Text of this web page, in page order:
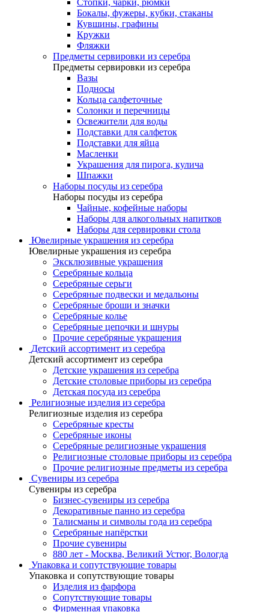
Стопки, чарки, рюмки
Бокалы, фужеры, кубки, стаканы
Кувшины, графины
Кружки
Фляжки
Предметы сервировки из серебра
Предметы сервировки из серебра
Вазы
Подносы
Кольца салфеточные
Солонки и перечницы
Освежители для воды
Подставки для салфеток
Подставки для яйца
Масленки
Украшения для пирога, кулича
Шпажки
Наборы посуды из серебра
Наборы посуды из серебра
Чайные, кофейные наборы
Наборы для алкогольных напитков
Наборы для сервировки стола
Ювелирные украшения из серебра
Ювелирные украшения из серебра
Эксклюзивные украшения
Серебряные кольца
Серебряные серьги
Серебряные подвески и медальоны
Серебряные броши и значки
Серебряные колье
Серебряные цепочки и шнуры
Прочие серебряные украшения
Детский ассортимент из серебра
Детский ассортимент из серебра
Детские украшения из серебра
Детские столовые приборы из серебра
Детская посуда из серебра
Религиозные изделия из серебра
Религиозные изделия из серебра
Серебряные кресты
Серебряные иконы
Серебряные религиозные украшения
Религиозные столовые приборы из серебра
Прочие религиозные предметы из серебра
Сувениры из серебра
Сувениры из серебра
Бизнес-сувениры из серебра
Декоративные панно из серебра
Талисманы и символы года из серебра
Серебряные напёрстки
Прочие сувениры
880 лет - Москва, Великий Устюг, Вологда
Упаковка и сопутствующие товары
Упаковка и сопутствующие товары
Изделия из фарфора
Сопутствующие товары
Фирменная упаковка